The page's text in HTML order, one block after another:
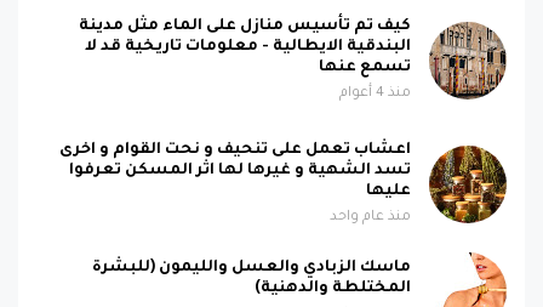
كيف تم تأسيس منازل على الماء مثل مدينة
البندقية الايطالية - معلومات تاريخية قد لا
تسمع عنها
منذ 4 أعوام
اعشاب تعمل على تنحيف و نحت القوام و اخرى
تسد الشهية و غيرها لها اثر المسكن تعرفوا
عليها
منذ عام واحد
ماسك الزبادي والعسل والليمون (للبشرة
المختلطة والدهنية)